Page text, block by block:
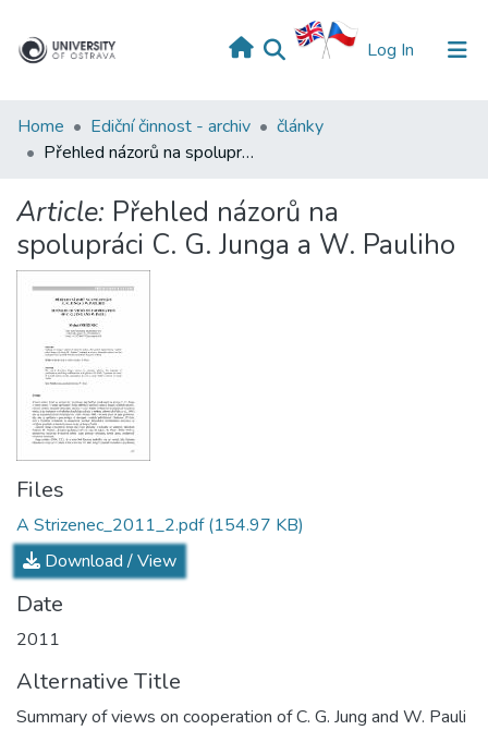
Log In (current)
Home Ediční činnost - archiv
články
Přehled názorů na spolupráci C. G. Junga a W. Pauliho
Article: Přehled názorů na
spolupráci C. G. Junga a W. Pauliho
Files
A Strizenec_2011_2.pdf(154.97 KB)
Download / View
Date
2011
Alternative Title
Summary of views on cooperation of C. G. Jung and W. Pauli